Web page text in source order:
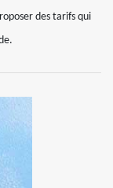
des tarifs qui